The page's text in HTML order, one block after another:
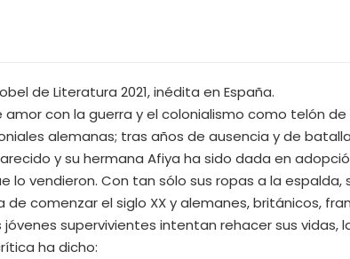
de Literatura 2021, inédita en España.
con la guerra y el colonialismo como telón
alemanas; tras años de ausencia y de
y su hermana Afiya ha sido dada en
lo vendieron. Con tan sólo sus ropas a la
de comenzar el siglo XX y alemanes, británicos,
supervivientes intentan rehacer sus
ha dicho: